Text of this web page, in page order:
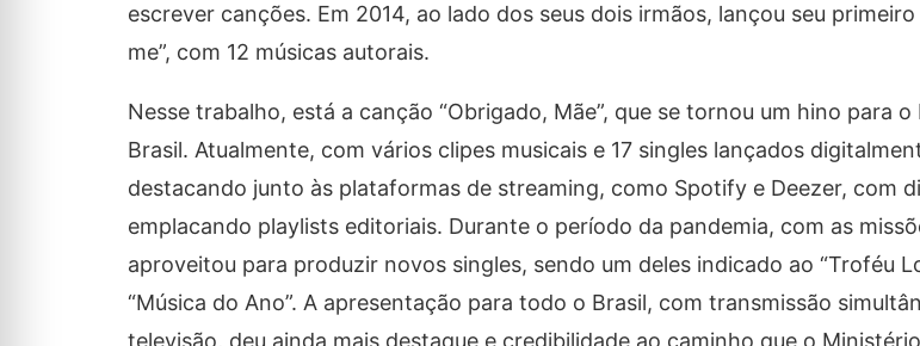
escrever canções. Em 2014, ao lado dos seus dois irmãos, lançou seu
me”, com 12 músicas autorais.
Nesse trabalho, está a canção “Obrigado, Mãe”, que se tornou um hino para
Brasil. Atualmente, com vários clipes musicais e 17 singles lançados
destacando junto às plataformas de streaming, como Spotify e Deezer, com
emplacando playlists editoriais. Durante o período da pandemia, com as
aproveitou para produzir novos singles, sendo um deles indicado ao “Troféu
“Música do Ano”. A apresentação para todo o Brasil, com transmissão
televisão, deu ainda mais destaque e credibilidade ao caminho que o